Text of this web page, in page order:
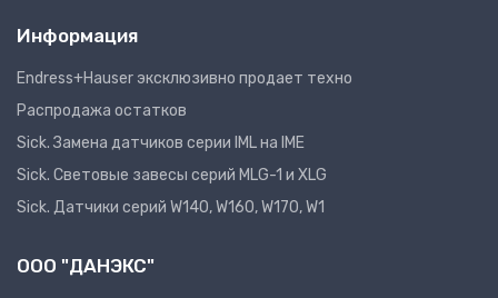
Информация
Endress+Hauser эксклюзивно продает техно
Распродажа остатков
Sick. Замена датчиков серии IML на IME
Sick. Световые завесы серий MLG-1 и XLG
Sick. Датчики серий W140, W160, W170, W1
ООО "ДАНЭКС"